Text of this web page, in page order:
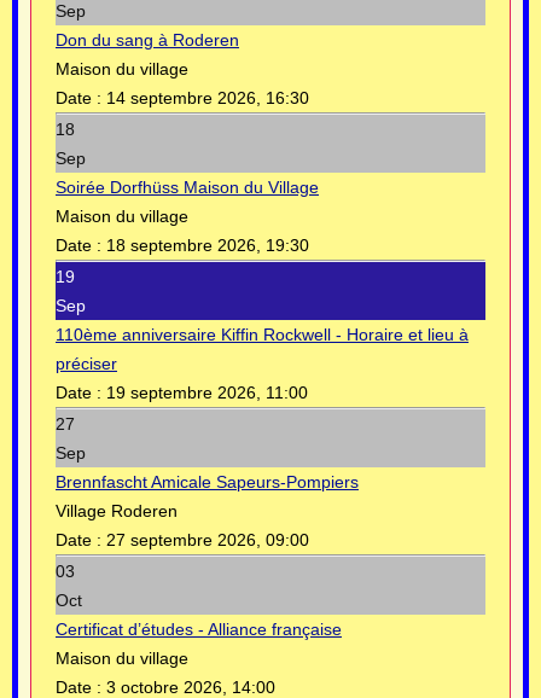
Sep
Don du sang à Roderen
Maison du village
Date : 14 septembre 2026, 16:30
18
Sep
Soirée Dorfhüss Maison du Village
Maison du village
Date : 18 septembre 2026, 19:30
19
Sep
110ème anniversaire Kiffin Rockwell - Horaire et lieu à
préciser
Date : 19 septembre 2026, 11:00
27
Sep
Brennfascht Amicale Sapeurs-Pompiers
Village Roderen
Date : 27 septembre 2026, 09:00
03
Oct
Certificat d’études - Alliance française
Maison du village
Date : 3 octobre 2026, 14:00